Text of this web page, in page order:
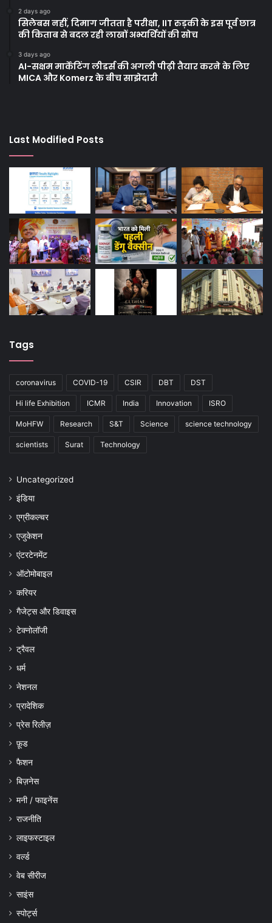
2 days ago
सिलेबस नहीं, दिमाग जीतता है परीक्षा, IIT रुड़की के इस पूर्व छात्र
की किताब से बदल रही लाखों अभ्यर्थियों की सोच
3 days ago
AI-सक्षम मार्केटिंग लीडर्स की अगली पीढ़ी तैयार करने के लिए
MICA और Komerz के बीच साझेदारी
Last Modified Posts
Tags
coronavirus COVID-19 CSIR DBT DST
Hi life Exhibition ICMR India Innovation ISRO
MoHFW Research S&T Science science technology
scientists Surat Technology
Uncategorized
इंडिया
एग्रीकल्चर
एजुकेशन
एंटरटेनमेंट
ऑटोमोबाइल
करियर
गैजेट्स और डिवाइस
टेक्नोलॉजी
ट्रैवल
धर्म
नेशनल
प्रादेशिक
प्रेस रिलीज़
फ़ूड
फैशन
बिज़नेस
मनी / फाइनेंस
राजनीति
लाइफस्टाइल
वर्ल्ड
वेब सीरीज
साइंस
स्पोर्ट्स